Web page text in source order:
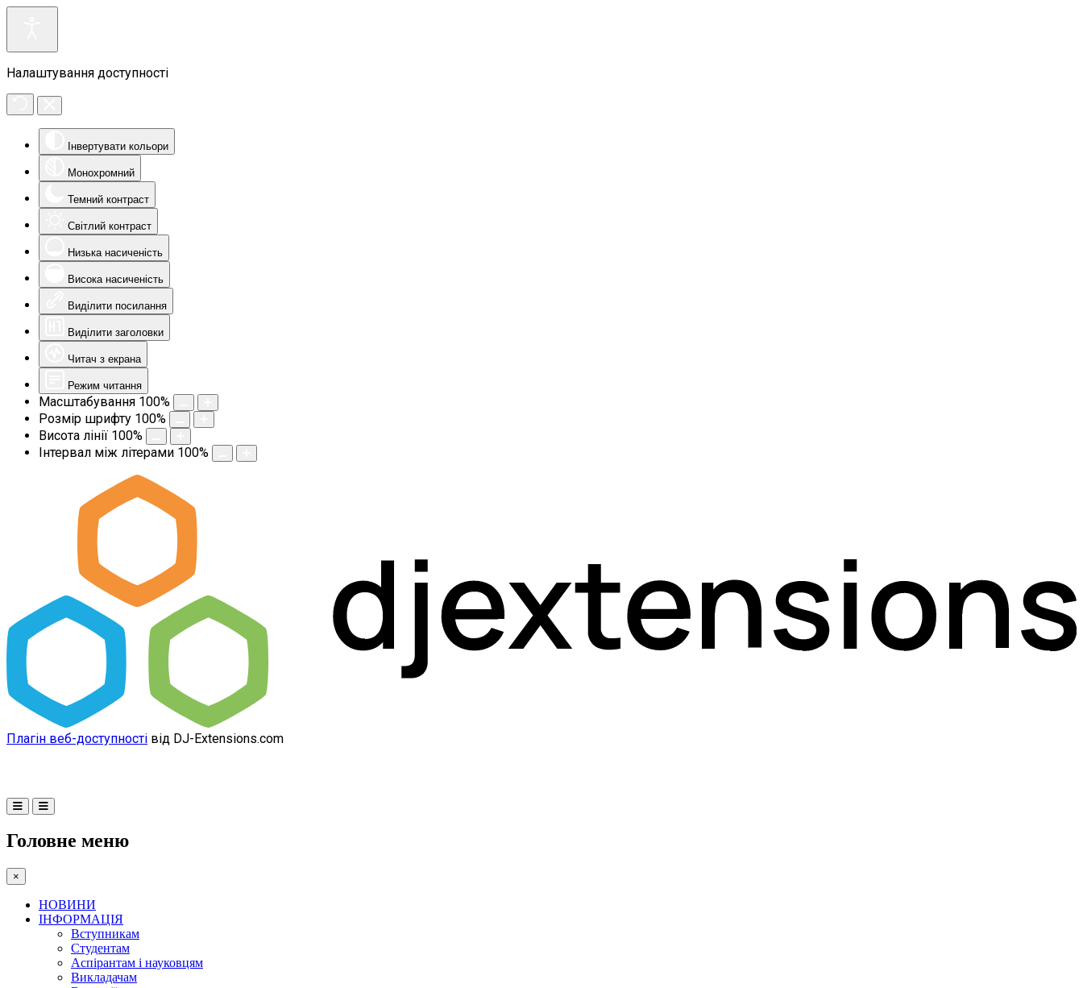
Налаштування доступності
Інвертувати кольори
Монохромний
Темний контраст
Світлий контраст
Низька насиченість
Висока насиченість
Виділити посилання
Виділити заголовки
Читач з екрана
Режим читання
Масштабування 100%
Розмір шрифту 100%
Висота лінії 100%
Інтервал між літерами 100%
Плагін веб-доступності від DJ-Extensions.com
Головне меню
×
НОВИНИ
ІНФОРМАЦІЯ
Вступникам
Студентам
Аспірантам і науковцям
Викладачам